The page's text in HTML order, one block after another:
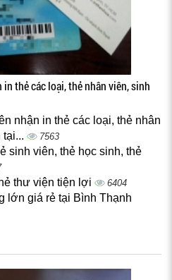
thẻ các loại, thẻ nhân viên, sinh
nhận in thẻ các loại, thẻ nhân
7563
sinh viên, thẻ học sinh, thẻ
thư viện tiện lợi 6404
lớn giá rẻ tại Bình Thạnh